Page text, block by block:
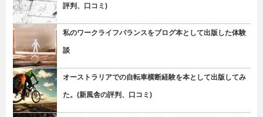
評判、口コミ)
私のワークライフバランスをブログ本として出版した体験
談
オーストラリアでの自転車横断経験を本として出版してみ
た。(新風舎の評判、口コミ)